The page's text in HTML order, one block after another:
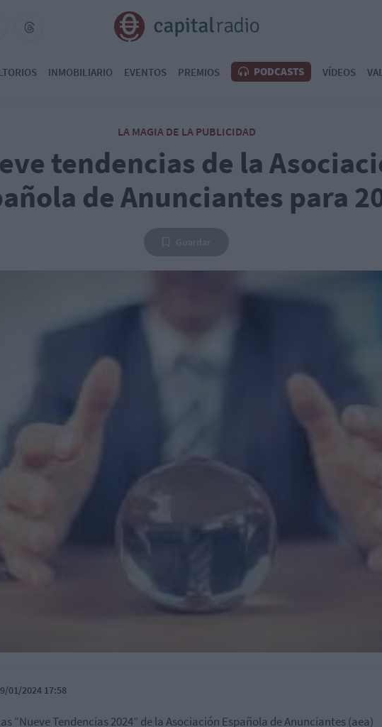
INMOBILIARIO EVENTOS PREMIOS PODCASTS VÍDEOS
LA MAGIA DE LA PUBLICIDAD
tendencias de la
de Anunciantes para
01/2024 17:58
“Nueve Tendencias 2024” de la Asociación Española de Anunciantes (aea)